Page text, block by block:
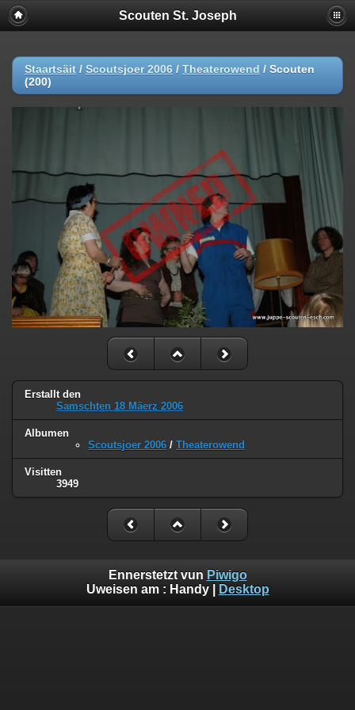
Scouten St. Joseph
Staartsäit / Scoutsjoer 2006 / Theaterowend / Scouten
(200)
Erstallt den
Samschten 18 Mäerz 2006
Albumen
Scoutsjoer 2006 / Theaterowend
Visitten
3949
Ennerstetzt vun Piwigo
Uweisen am : Handy| Desktop